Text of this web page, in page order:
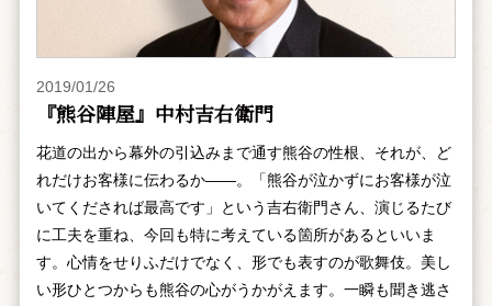
2019/01/26
『熊谷陣屋』中村吉右衛門
花道の出から幕外の引込みまで通す熊谷の性根、それが、ど
れだけお客様に伝わるか――。「熊谷が泣かずにお客様が泣
いてくだされば最高です」という吉右衛門さん、演じるたび
に工夫を重ね、今回も特に考えている箇所があるといいま
す。心情をせりふだけでなく、形でも表すのが歌舞伎。美し
い形ひとつからも熊谷の心がうかがえます。一瞬も聞き逃さ